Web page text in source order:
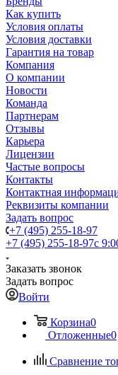
Как купить
Условия оплаты
Условия доставки
Гарантия на товар
Компания
О компании
Новости
Команда
Партнерам
Отзывы
Карьера
Лицензии
Частые вопросы
Контакты
Контактная
Реквизиты компании
Задать вопрос
+7 (495) 255-18-97
+7 (495) 255-18-97с
Заказать звонок
Задать вопрос
Войти
Корзина0
Отложенные0
Сравнение